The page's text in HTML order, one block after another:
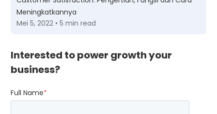
Meningkatkannya
Mei 5, 2022 • 5 min read
Interested to power growth your
business?
Full Name*